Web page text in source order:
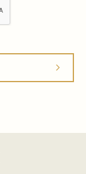
arrow_forward_ios